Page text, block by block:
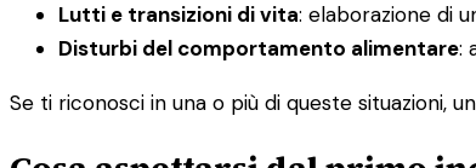
Lutti e transizioni di vita: elaborazione di
Disturbi del comportamento alimentare:
Se ti riconosci in una o più di queste situazioni,